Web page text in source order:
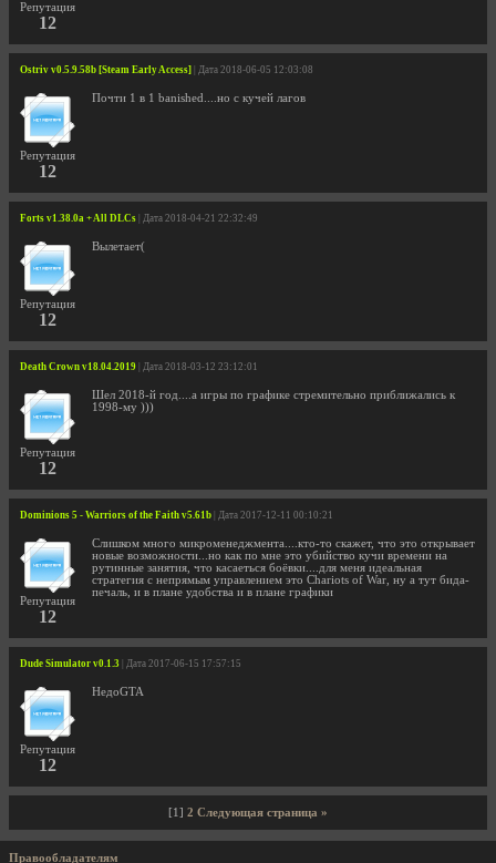
Репутация
12
Ostriv v0.5.9.58b [Steam Early Access] | Дата 2018-06-05 12:03:08
Репутация
12
Почти 1 в 1 banished....но с кучей лагов
Forts v1.38.0a + All DLCs | Дата 2018-04-21 22:32:49
Репутация
12
Вылетает(
Death Crown v18.04.2019 | Дата 2018-03-12 23:12:01
Репутация
12
Шел 2018-й год....а игры по графике стремительно приближались к
1998-му )))
Dominions 5 - Warriors of the Faith v5.61b | Дата 2017-12-11 00:10:21
Репутация
12
Слишком много микроменеджмента....кто-то скажет, что это открывает
новые возможности...но как по мне это убийство кучи времени на
рутинные занятия, что касаеться боёвки....для меня идеальная
стратегия с непрямым управлением это Chariots of War, ну а тут бида-
печаль, и в плане удобства и в плане графики
Dude Simulator v0.1.3 | Дата 2017-06-15 17:57:15
Репутация
12
НедоGTA
[1] 2 Следующая страница »
Правообладателям